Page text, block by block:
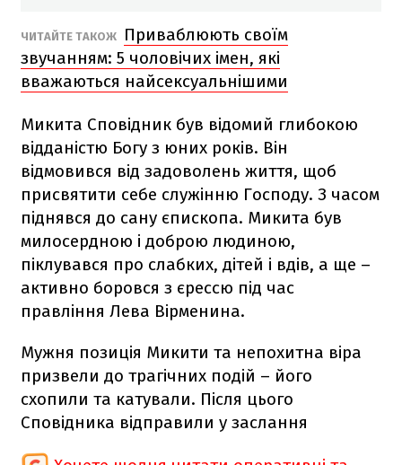
ЧИТАЙТЕ ТАКОЖ
Приваблюють своїм
звучанням: 5 чоловічих імен, які
вважаються найсексуальнішими
Микита Сповідник був відомий глибокою
відданістю Богу з юних років. Він
відмовився від задоволень життя, щоб
присвятити себе служінню Господу. З часом
піднявся до сану єпископа. Микита був
милосердною і доброю людиною,
піклувався про слабких, дітей і вдів, а ще –
активно боровся з єрессю під час
правління Лева Вірменина.
Мужня позиція Микити та непохитна віра
призвели до трагічних подій – його
схопили та катували. Після цього
Сповідника відправили у заслання